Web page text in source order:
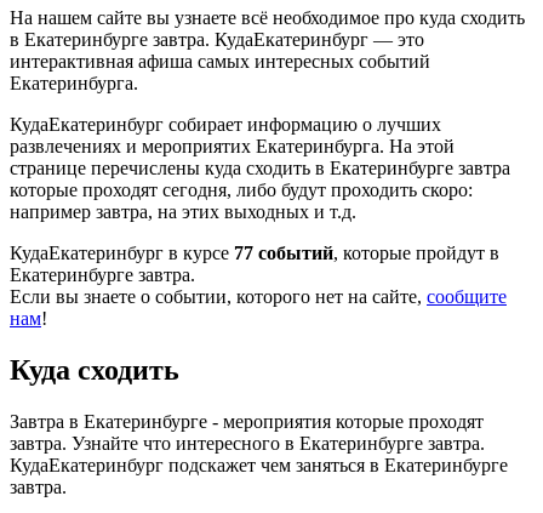
На нашем сайте вы узнаете всё необходимое про куда сходить
в Екатеринбурге завтра. КудаЕкатеринбург — это
интерактивная афиша самых интересных событий
Екатеринбурга.
КудаЕкатеринбург собирает информацию о лучших
развлечениях и мероприятих Екатеринбурга. На этой
странице перечислены куда сходить в Екатеринбурге завтра
которые проходят сегодня, либо будут проходить скоро:
например завтра, на этих выходных и т.д.
КудаЕкатеринбург в курсе 77 событий, которые пройдут в
Екатеринбурге завтра.
Если вы знаете о событии, которого нет на сайте, сообщите
нам!
Куда сходить
Завтра в Екатеринбурге - мероприятия которые проходят
завтра. Узнайте что интересного в Екатеринбурге завтра.
КудаЕкатеринбург подскажет чем заняться в Екатеринбурге
завтра.